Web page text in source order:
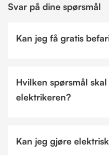
Svar på dine spørsmål
Kan jeg få gratis
Hvilken spørsmål
elektrikeren?
Kan jeg gjøre